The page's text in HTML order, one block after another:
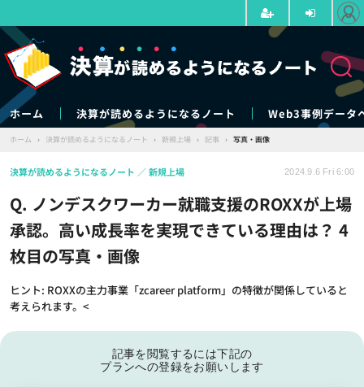
ホーム 決算が読めるようになるノート Web3事例データ
ホーム › 決算が読めるようになるノート › 新規上場 › 記事 › 写真・画像
Q. ノンデスクワーカー就職支援のROXXが上場
承認。高い成長率を実現できている理由は？ 4
枚目の写真・画像
ヒント: ROXXの主力事業「zcareer platform」の特徴が関係していると
考えられます。<
決算が読めるようになるノート 新規上場 2024.9.6 Fri 6:00
記事を閲覧するには下記の
プランへの登録をお願いします